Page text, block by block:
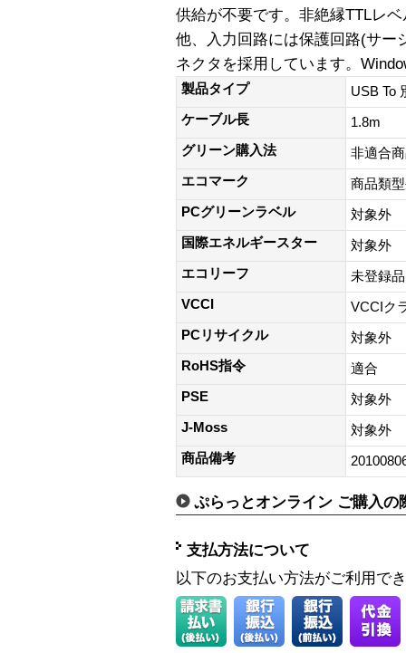
供給が不要です。非絶縁TTLレ
他、入力回路には保護回路(サー
ネクタを採用しています。
製品タイプ
USB To
ケーブル長
1.8m
グリーン購入法
非適合
エコマーク
商品類
PCグリーンラベル
対象外
国際エネルギースター
対象外
エコリーフ
未登録品
VCCI
VCCIク
PCリサイクル
対象外
RoHS指令
適合
PSE
対象外
J-Moss
対象外
商品備考
ぷらっとオンライン ご購入の
支払方法について
以下のお支払い方法がご利用で